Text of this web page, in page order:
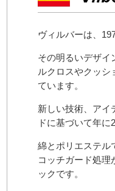
ヴィルバーは、
その明るいデザイ
ルクロスやクッシ
ています。
新しい技術、アイ
ドに基づいて年
綿とポリエステル
コッチガード処理
ックです。